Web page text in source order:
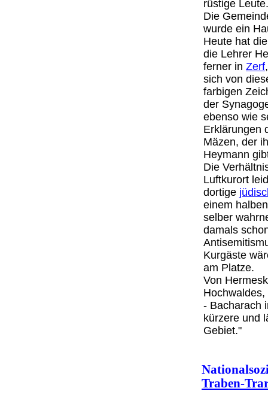
rüstige Leute.
Die
wurde ein
Heute hat
die Lehrer
ferner in Zerf
sich von
farbigen
der
ebenso wie
Erklärungen
Mäzen, der
Heymann
Die
Luftkurort
dortige
einem
selber
damals
Kurgäste
am Platze.
Von
- Bacharach
kürzere und
Gebiet."
Traben-